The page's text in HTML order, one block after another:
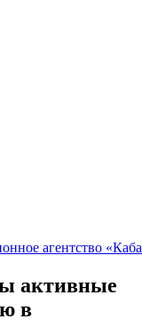
активные
в